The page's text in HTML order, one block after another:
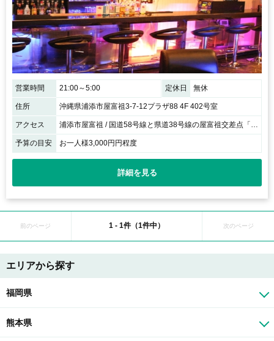
営業時間 21:00～5:00 定休日 無休
住所 沖縄県浦添市屋富祖3-7-12プラザ88 4F 402号室
アクセス
予算の目安 お一人様3,000円円程度
詳細を見る
前のページ 1 - 1件（1件中） 次のページ
エリアから探す
福岡県
熊本県